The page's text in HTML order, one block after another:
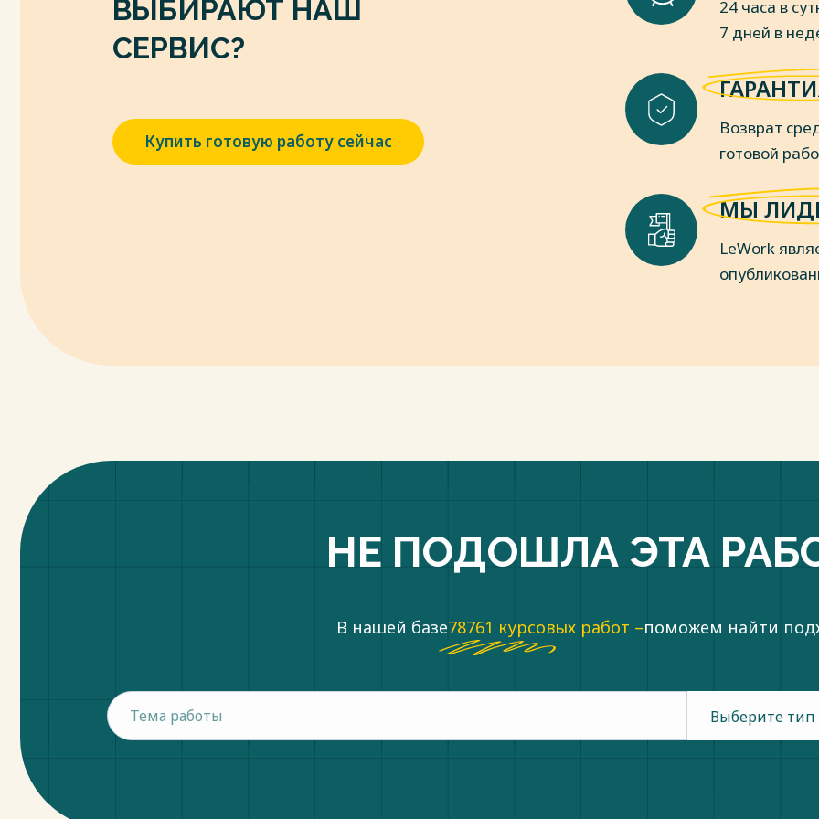
7. Алексеева, Н.И. Стратегическое управление персоналом предприятия
[Текст] / Н.И. Алексеева // Стратегия предприятия в контексте повышения его
конкурентоспособности. — 2019. — № 8. — С. 106-109.
8. Анисимов, А.Ю. Управление персоналом организации [Текст]: учебник для
вузов / А. Ю. Анисимов, О. А. Пятаева, Е. П. Грабская. — М.: Юрайт, 2023. — 278 с.
9. Армстронг, М. Практика управления человеческими ресурсами [Текст] /
Майкл Армстронг, Стивен Тейлор. – Санкт-Петербург: Питер, Прогресс книга,
10. Асалиев, А.М. Экономика и управление человеческими ресурсами [Текст]:
Учебное пособие / А.М. Асалиев, Г.Г. Вукович, Т.Г. Строителева. - М.: Инфра- М,
11. Астаева, М. Почасовая оплата труда выгодна компании? [Текст] / М. Астаева
2019. - 32 c.
ВЫБИРАЮТ НАШ
СЕРВИС?
Купить готовую работу сейчас
24 часа в
7 дней в
Возврат
готовой
МЫ
LeWork
НЕ ПОДОШЛА ЭТА
В нашей базе78761 курсовых работ –поможем найти
Выберите тип